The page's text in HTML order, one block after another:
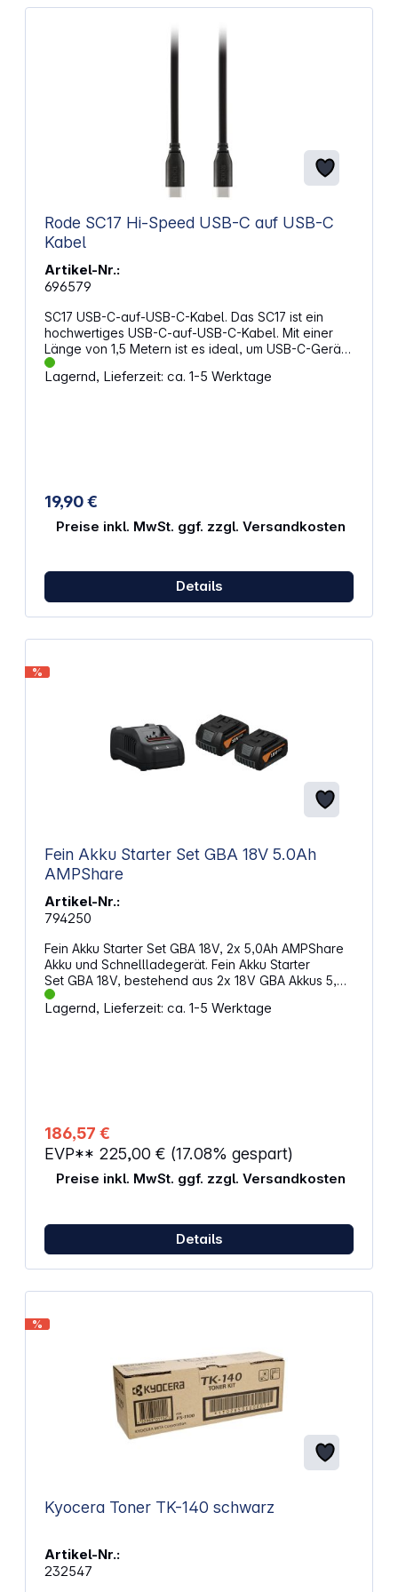
Rode SC17 Hi-Speed USB-C auf USB-C
Kabel
Artikel-Nr.:
696579
SC17 USB-C-auf-USB-C-Kabel. Das SC17 ist ein
hochwertiges USB-C-auf-USB-C-Kabel. Mit einer
Länge von 1,5 Metern ist es ideal, um USB-C-Geräte
wie den NT-USB Mini oder RØDECaster Pro an
Geräte mit USB-C-Eingang anzuschließen.
Lagernd, Lieferzeit: ca. 1-5 Werktage
19,90 €
Preise inkl. MwSt. ggf. zzgl. Versandkosten
Details
%
Fein Akku Starter Set GBA 18V 5.0Ah
AMPShare
Artikel-Nr.:
794250
Fein Akku Starter Set GBA 18V, 2x 5,0Ah AMPShare
Akku und Schnellladegerät. Fein Akku Starter
Set GBA 18V, bestehend aus 2x 18V GBA Akkus 5,0
Ah und passendem Schnellladegerät.
Eigenschaften: Akkupacks kompatibel mit allen
eine platzsparende Lagerung Ladegerät passend
für alle Akku-Packs mit AMPShare oder Bosch
Professional 18V Schnittstelle (AMPShare und GBA-
Serie) Ladezeit des GBA 18V 5,0 Ah Akkus auf 80%:
ca. 35 Minuten Akkuspannung: 18V Akku-Kapazität:
Lagernd, Lieferzeit: ca. 1-5 Werktage
186,57 €
EVP** 225,00 € (17.08% gespart)
Preise inkl. MwSt. ggf. zzgl. Versandkosten
Details
%
Kyocera Toner TK-140 schwarz
Artikel-Nr.:
232547